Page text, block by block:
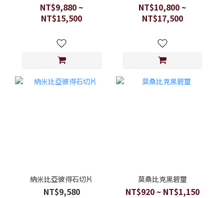
NT$9,880 ~
NT$15,500
NT$10,800 ~
NT$17,500
納米比亞彼得石切片
NT$9,580
莫桑比克黑碧璽
NT$920 ~ NT$1,150